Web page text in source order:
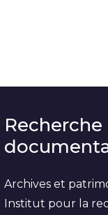
Archives et
Institut pour la